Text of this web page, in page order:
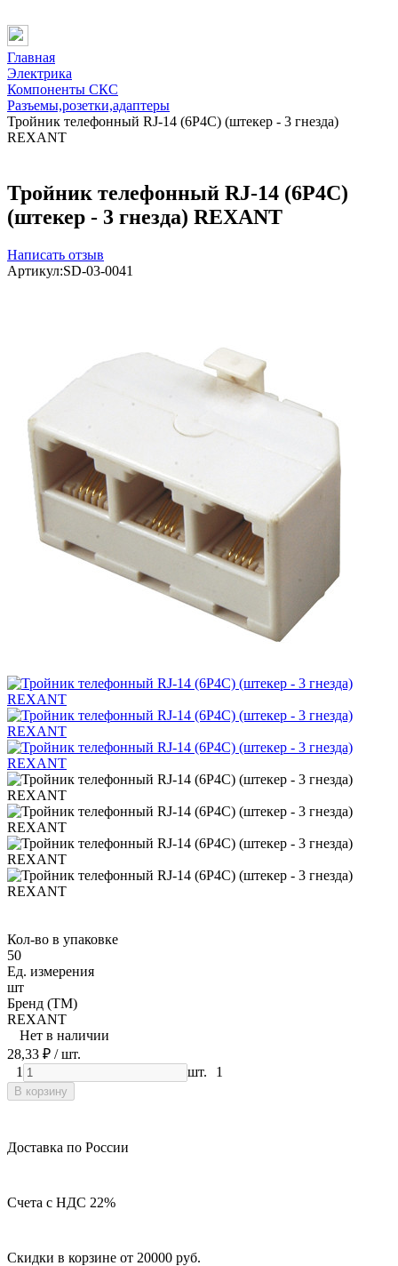
Главная
Электрика
Компоненты СКС
Разъемы,розетки,адаптеры
Тройник телефонный RJ-14 (6P4C) (штекер - 3 гнезда)
REXANT
Тройник телефонный RJ-14 (6P4C)
(штекер - 3 гнезда) REXANT
Написать отзыв
Артикул:SD-03-0041
Кол-во в упаковке
50
Ед. измерения
шт
Бренд (ТМ)
REXANT
Нет в наличии
28,33 ₽ / шт.
1
шт. 1
В корзину
Доставка по России
Счета с НДС 22%
Скидки в корзине от 20000 руб.